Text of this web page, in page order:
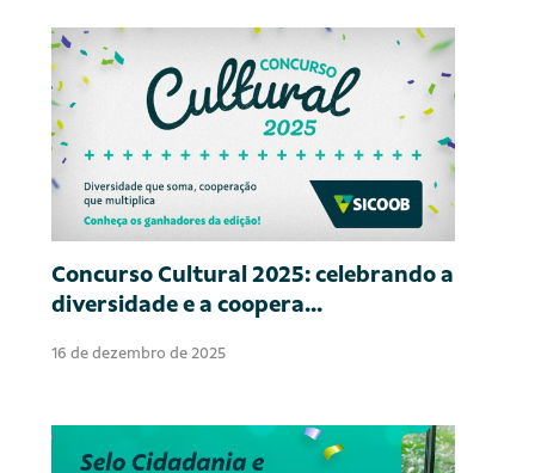
Concurso Cultural 2025: celebrando a
diversidade e a coopera...
16 de dezembro de 2025